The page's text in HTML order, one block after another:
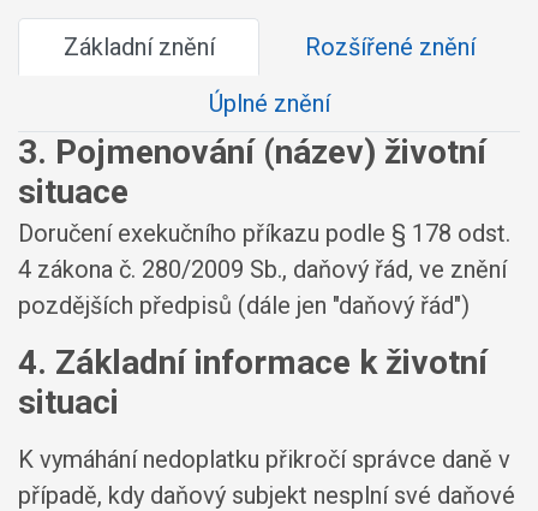
Základní znění
Rozšířené znění
Úplné znění
3. Pojmenování (název) životní
situace
Doručení exekučního příkazu podle § 178 odst.
4 zákona č. 280/2009 Sb., daňový řád, ve znění
pozdějších předpisů (dále jen "daňový řád")
4. Základní informace k životní
situaci
K vymáhání nedoplatku přikročí správce daně v
případě, kdy daňový subjekt nesplní své daňové